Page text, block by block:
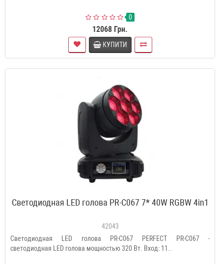
0
12068 Грн.
КУПИТИ
Светодиодная LED голова PR-C067 7* 40W RGBW 4in1
42043
Светодиодная LED голова PR-C067 PERFECT PR-C067 -
светодиодная LED голова мощностью 320 Вт. Вход: 11..